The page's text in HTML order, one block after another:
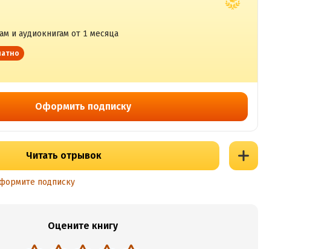
и аудиокнигам от 1 месяца
Оформить подписку
Читать отрывок
подписку
Оцените книгу